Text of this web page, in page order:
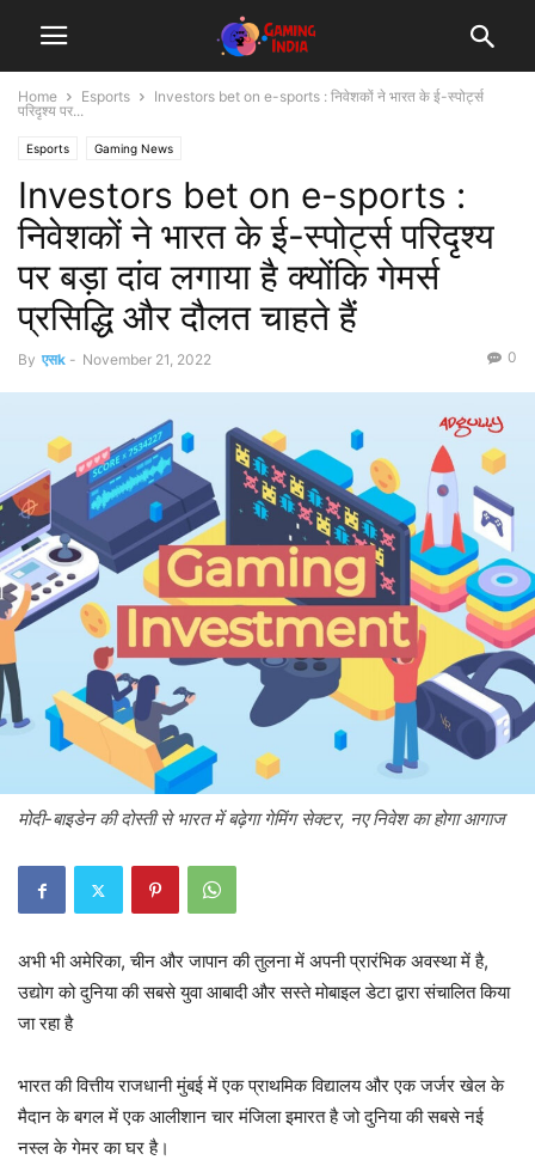
Home Esports
Investors bet on e-sports : निवेशकों ने भारत के ई-स्पोर्ट्स
परिदृश्य पर...
Esports Gaming News
Investors bet on e-sports :
निवेशकों ने भारत के ई-स्पोर्ट्स परिदृश्य
पर बड़ा दांव लगाया है क्योंकि गेमर्स
प्रसिद्धि और दौलत चाहते हैं
By एसk - November 21, 2022 0
मोदी-बाइडेन की दोस्ती से भारत में बढ़ेगा गेमिंग सेक्टर, नए निवेश का होगा आगाज
अभी भी अमेरिका, चीन और जापान की तुलना में अपनी प्रारंभिक अवस्था में है,
उद्योग को दुनिया की सबसे युवा आबादी और सस्ते मोबाइल डेटा द्वारा संचालित किया
जा रहा है
भारत की वित्तीय राजधानी मुंबई में एक प्राथमिक विद्यालय और एक जर्जर खेल के
मैदान के बगल में एक आलीशान चार मंजिला इमारत है जो दुनिया की सबसे नई
नस्ल के गेमर का घर है।